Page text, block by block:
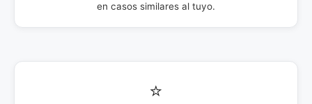
en casos similares al tuyo.
⭐